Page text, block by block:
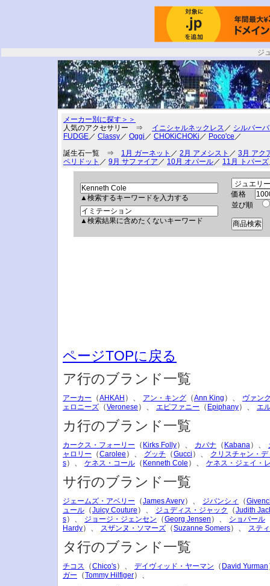
ジ
メーカー別に探す＞＞
人気のアクセサリー ⇒ イニシャルネックレス ／ シルバー
FUDGE／ Classy／ Oggi ／ CHOKiCHOKi ／ Poco'ce ／
誕生石一覧 ⇒ 1月 ガーネット ／ 2月 アメシスト ／ 3月 アク
ペリドット ／ 9月 サファイア ／ 10月 オパール／ 11月 トパーズ
▲検索するキーワードを入力する
▲検索結果に含めたくないキーワード
価格
並び順
ページTOPに戻る
ア行のブランド一覧
アーカー （AHKAH ）、 アン・キング （Ann King ）、
ヴァン
ェロニーズ （Veronese ）、 エピファニー （ Epiphany）、 エ
カ行のブランド一覧
カークス・フォーリー （ Kirks Folly）、 カバナ （ Kabana）、
ャロリー
（Carolee ）、 グッチ （Gucci ）、
クリスチャン・
s）、 ケネス・コール （ Kenneth Cole ）、 ケネス・ジェイ・
サ行のブランド一覧
ジェームズ・アベリー （James Avery）、 ジバンシィ （
ュール （Juicy Couture ）、 ジュディス・ジャック （Judith
s）、 ジョージ・ジェンセン （Georg Jensen ）、 ショパール
Hardy）、 スザンヌ・ソマーズ （Suzanne Somers）、 ステ
タ行のブランド一覧
チコス （Chico's）、 デイヴィッド・ヤーマン （ David Yurman
ガー （Tommy Hilfiger）、